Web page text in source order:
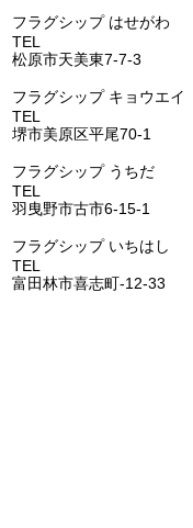
​フラグシップ はせがわ
TEL
松原市天美東7-7-3
フラグシップ キョウエイ
TEL
堺市美原区平尾70-1
​フラグシップ うちだ
TEL
羽曳野市古市6-15-1
​フラグシップ いちはし
TEL
富田林市喜志町-12-33